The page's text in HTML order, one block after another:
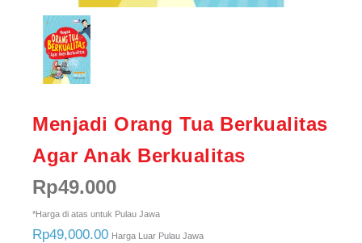
Menjadi Orang Tua Berkualitas
Agar Anak Berkualitas
Rp49.000
*Harga di atas untuk Pulau Jawa
Rp49,000.00 Harga Luar Pulau Jawa